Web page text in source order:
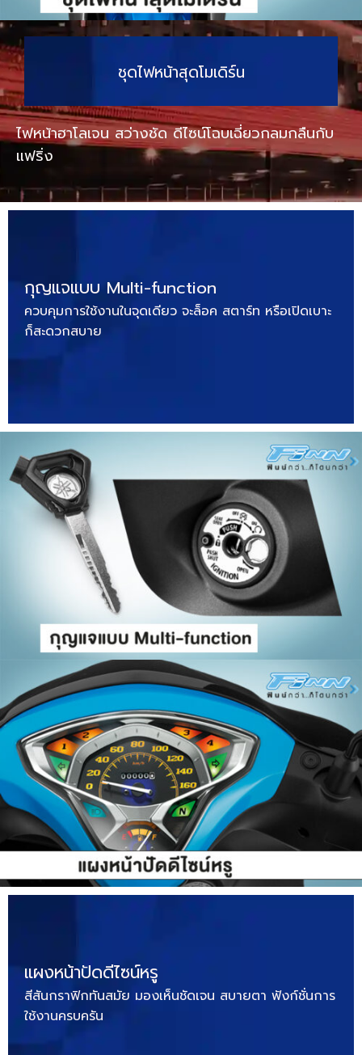
ชุดไฟหน้าสุดโมเดิร์น
ไฟหน้าฮาโลเจน สว่างชัด ดีไซน์โฉบเฉี่ยวกลมกลืนกับ
แฟริ่ง
กุญแจแบบ Multi-function
ควบคุมการใช้งานในจุดเดียว จะล็อค สตาร์ท หรือเปิดเบาะ
ก็สะดวกสบาย
แผงหน้าปัดดีไซน์หรู
สีสันกราฟิกทันสมัย มองเห็นชัดเจน สบายตา ฟังก์ชั่นการ
ใช้งานครบครัน